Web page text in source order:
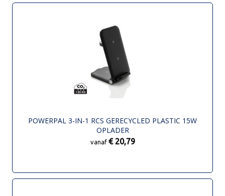
POWERPAL 3-IN-1 RCS GERECYCLED PLASTIC 15W
OPLADER
vanaf € 20,79